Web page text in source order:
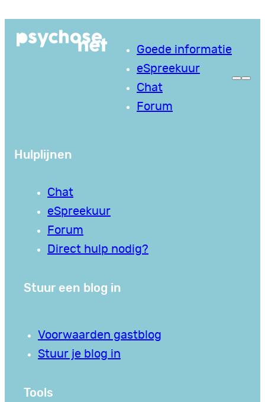
naar
Goede informatie
eSpreekuur
Chat
Forum
Hulplijnen
Chat
eSpreekuur
Forum
Direct hulp nodig?
Stuur een blog in
Voorwaarden gastblog
Stuur je blog in
Tools